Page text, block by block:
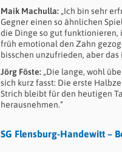
Maik Machulla: „Ich bin sehr
Gegner einen so ähnlichen
die Dinge so gut funktionieren,
früh emotional den Zahn
bisschen unzufrieden, aber
Jörg Föste: „Die lange, wohl
sich kurz fasst: Die erste
Strich bleibt für den heutigen
herausnehmen.“
SG Flensburg-Handewitt –